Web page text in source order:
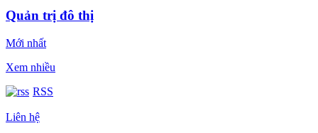
Quản trị đô thị
Mới nhất
Xem nhiều
RSS
Liên hệ